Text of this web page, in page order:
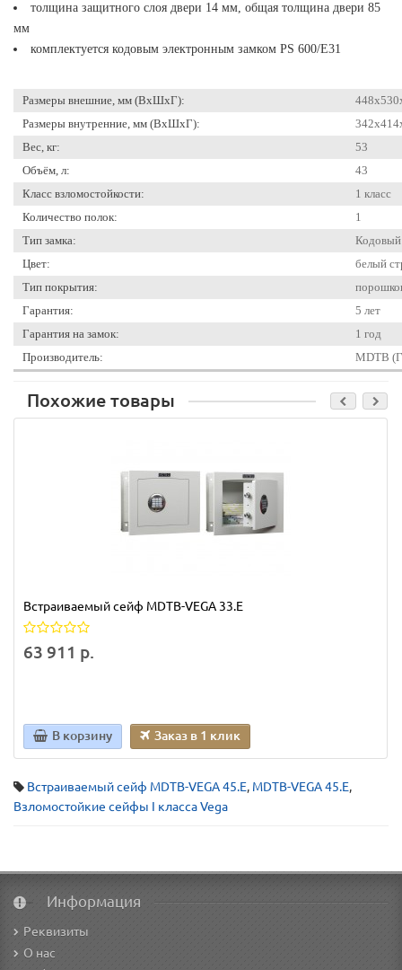
толщина защитного слоя двери 14 мм, общая толщина двери 85
мм
комплектуется кодовым электронным замком PS 600/Е31
Размеры внешние, мм (ВхШхГ):
Размеры внутренние, мм (ВхШхГ):
Вес, кг:
53
Объём, л:
43
Класс взломостойкости:
1 класс
Количество полок:
1
Тип замка:
Кодовый
Цвет:
белый
Тип покрытия:
Гарантия:
5 лет
Гарантия на замок:
1 год
Производитель:
MDTB
Похожие товары
Встраиваемый сейф MDТВ-VEGA 33.E
63 911 р.
В корзину Заказ в 1 клик
Встраиваемый сейф МDТВ-VEGA 45.E, МDТВ-VEGA 45.E,
Взломостойкие сейфы I класса Vega
Информация
Реквизиты
О нас